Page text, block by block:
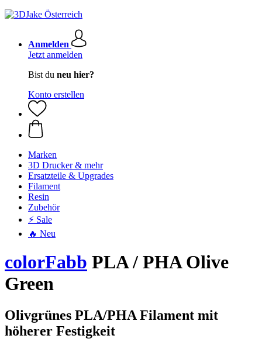
Anmelden
Jetzt anmelden
Bist du neu hier?
Konto erstellen
Marken
3D Drucker & mehr
Ersatzteile & Upgrades
Filament
Resin
Zubehör
⚡ Sale
🔥 Neu
colorFabb PLA / PHA Olive
Green
Olivgrünes PLA/PHA Filament mit
höherer Festigkeit